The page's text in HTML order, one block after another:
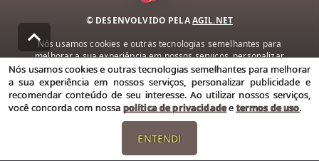
© DESENVOLVIDO PELAAGIL.NET
Nós usamos cookies e outras tecnologias semelhantes para
melhorar a sua experiência em nossos serviços, personalizar
publicidade e recomendar conteúdo de seu interesse. Ao utilizar
nossos serviços, você concorda com nossa política de privacidade e
termos de uso.
Política de Privacidade Termos de uso
Nós usamos cookies e outras tecnologias semelhantes para melhorar
a sua experiência em nossos serviços, personalizar publicidade e
recomendar conteúdo de seu interesse. Ao utilizar nossos serviços,
você concorda com nossa política de privacidadeetermos de uso.
ENTENDI